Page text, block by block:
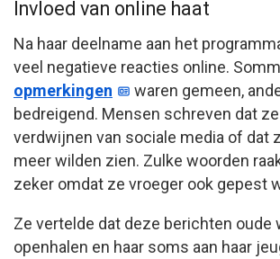
Invloed van online haat
Na haar deelname aan het
veel negatieve reacties online.
opmerkingen
waren gemeen,
bedreigend. Mensen schreven dat
verdwijnen van sociale media of dat
meer wilden zien. Zulke woorden
zeker omdat ze vroeger ook gepest
Ze vertelde dat deze berichten oude
openhalen en haar soms aan haar